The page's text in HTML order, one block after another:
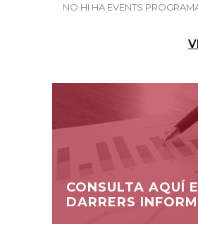
NO HI HA EVENTS
CONSULTA AQUÍ
DARRERS